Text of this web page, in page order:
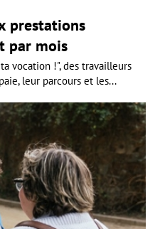
prestations
par mois
vocation !", des travailleurs
leur parcours et les...